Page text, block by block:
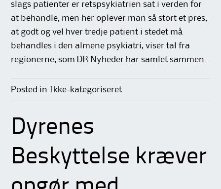
slags patienter er retspsykiatrien sat i verden for
at behandle, men her oplever man så stort et pres,
at godt og vel hver tredje patient i stedet må
behandles i den almene psykiatri, viser tal fra
regionerne, som DR Nyheder har samlet sammen.
Posted in Ikke-kategoriseret
Dyrenes
Beskyttelse kræver